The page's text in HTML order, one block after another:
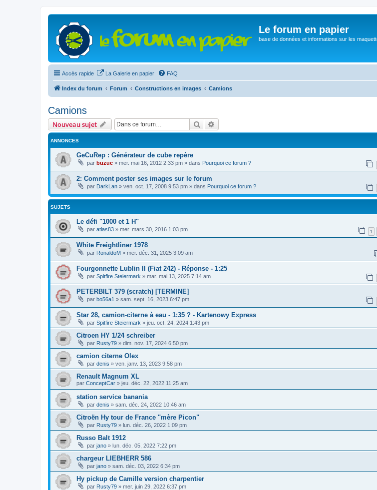
Le forum en papier
base de données et informations sur les
Accès rapide La Galerie en papier FAQ
Index du forum Forum Constructions en images Camions
Camions
Nouveau sujet Rechercher
ANNONCES
GeCuRep : Générateur de cube repère
par buzuc » mer. mai 16, 2012 2:33 pm » dans Pourquoi ce forum ?
2: Comment poster ses images sur le forum
par DarkLan » ven. oct. 17, 2008 9:53 pm » dans Pourquoi ce forum ?
SUJETS
Le défi "1000 et 1 H"
par atlas83 » mer. mars 30, 2016 1:03 pm 1
White Freightliner 1978
par RonaldoM » mer. déc. 31, 2025 3:09 am
Fourgonnette Lublin II (Fiat 242) - Réponse - 1:25
par Spitfire Steiermark » mar. mai 13, 2025 7:14 am
PETERBILT 379 (scratch) [TERMINE]
par bo56a1 » sam. sept. 16, 2023 6:47 pm
Star 28, camion-citerne à eau - 1:35 ? - Kartenowy Express
par Spitfire Steiermark » jeu. oct. 24, 2024 1:43 pm
Citroen HY 1/24 schreiber
par Rusty79 » dim. nov. 17, 2024 6:50 pm
camion citerne Olex
par denis » ven. janv. 13, 2023 9:58 pm
Renault Magnum XL
par ConceptCar » jeu. déc. 22, 2022 11:25 am
station service banania
par denis » sam. déc. 24, 2022 10:46 am
Citroën Hy tour de France "mère Picon"
par Rusty79 » lun. déc. 26, 2022 1:09 pm
Russo Balt 1912
par jano » lun. déc. 05, 2022 7:22 pm
chargeur LIEBHERR 586
par jano » sam. déc. 03, 2022 6:34 pm
Hy pickup de Camille version charpentier
par Rusty79 » mer. juin 29, 2022 6:37 pm